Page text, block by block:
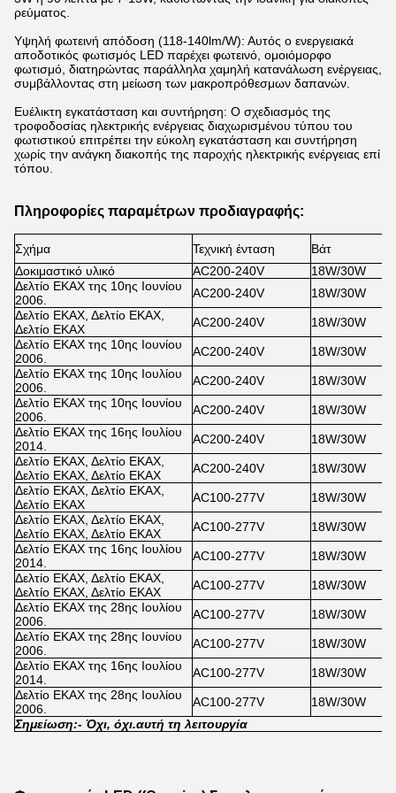
ρεύματος.
Υψηλή φωτεινή απόδοση (118-140lm/W): Αυτός ο ενεργειακά
αποδοτικός φωτισμός LED παρέχει φωτεινό, ομοιόμορφο
φωτισμό, διατηρώντας παράλληλα χαμηλή κατανάλωση ενέργειας,
συμβάλλοντας στη μείωση των μακροπρόθεσμων δαπανών.
Ευέλικτη εγκατάσταση και συντήρηση: Ο σχεδιασμός της
τροφοδοσίας ηλεκτρικής ενέργειας διαχωρισμένου τύπου του
φωτιστικού επιτρέπει την εύκολη εγκατάσταση και συντήρηση
χωρίς την ανάγκη διακοπής της παροχής ηλεκτρικής ενέργειας επί
τόπου.
Πληροφορίες παραμέτρων προδιαγραφής:
Σχήμα Τεχνική ένταση
Βάτ
Δοκιμαστικό υλικό
AC200-240V
18W/30W
Δελτίο ΕΚΑΧ της 10ης Ιουνίου
2006.
AC200-240V
18W/30W
Δελτίο ΕΚΑΧ, Δελτίο ΕΚΑΧ,
Δελτίο ΕΚΑΧ
AC200-240V
18W/30W
Δελτίο ΕΚΑΧ της 10ης Ιουνίου
2006.
AC200-240V
18W/30W
Δελτίο ΕΚΑΧ της 10ης Ιουλίου
2006.
AC200-240V
18W/30W
Δελτίο ΕΚΑΧ της 10ης Ιουνίου
2006.
AC200-240V
18W/30W
Δελτίο ΕΚΑΧ της 16ης Ιουλίου
2014.
AC200-240V
18W/30W
Δελτίο ΕΚΑΧ, Δελτίο ΕΚΑΧ,
Δελτίο ΕΚΑΧ, Δελτίο ΕΚΑΧ
AC200-240V
18W/30W
Δελτίο ΕΚΑΧ, Δελτίο ΕΚΑΧ,
Δελτίο ΕΚΑΧ
AC100-277V
18W/30W
Δελτίο ΕΚΑΧ, Δελτίο ΕΚΑΧ,
Δελτίο ΕΚΑΧ, Δελτίο ΕΚΑΧ
AC100-277V
18W/30W
Δελτίο ΕΚΑΧ της 16ης Ιουλίου
2014.
AC100-277V
18W/30W
Δελτίο ΕΚΑΧ, Δελτίο ΕΚΑΧ,
Δελτίο ΕΚΑΧ, Δελτίο ΕΚΑΧ
AC100-277V
18W/30W
Δελτίο ΕΚΑΧ της 28ης Ιουλίου
2006.
AC100-277V
18W/30W
Δελτίο ΕΚΑΧ της 28ης Ιουνίου
2006.
AC100-277V
18W/30W
Δελτίο ΕΚΑΧ της 16ης Ιουλίου
2014.
AC100-277V
18W/30W
Δελτίο ΕΚΑΧ της 28ης Ιουλίου
2006.
AC100-277V
18W/30W
Σημείωση:- Όχι, όχι.αυτή τη λειτουργία